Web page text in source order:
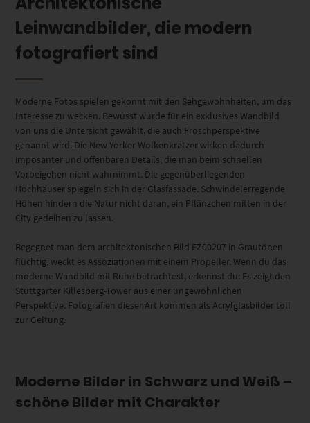
Leinwandbilder, die modern
fotografiert sind
Moderne Fotos spielen gekonnt mit den Sehgewohnheiten, um das
Interesse zu wecken. Bewusst wurde für ein exklusives Wandbild
von uns die Untersicht gewählt, die auch Froschperspektive
genannt wird. Die New Yorker Wolkenkratzer wirken dadurch
imposanter und offenbaren Details, die man beim schnellen
Vorbeigehen nicht wahrnimmt. Die gegenüberliegenden
Hochhäuser spiegeln sich in der Glasfassade. Schwindelerregende
Höhen hindern die Natur nicht daran, ein Pflänzchen mitten in der
City gedeihen zu lassen.
Begegnet man dem architektonischen Bild EZ00207 in Grautönen
flüchtig, weckt es Assoziationen mit einem Propeller. Wenn du das
moderne Wandbild mit Ruhe betrachtest, erkennst du: Es zeigt den
Stuttgarter Killesberg-Tower aus einer ungewöhnlichen
Perspektive. Fotografien dieser Art kommen als Acrylglasbilder toll
zur Geltung.
Moderne Bilder in Schwarz und Weiß –
schöne Bilder mit Charakter